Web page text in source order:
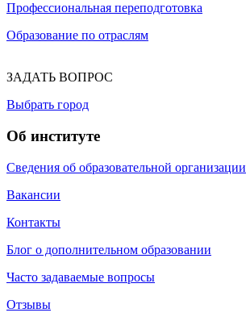
Профессиональная переподготовка
Образование по отраслям
ЗАДАТЬ ВОПРОС
Выбрать город
Об институте
Сведения об образовательной организации
Вакансии
Контакты
Блог о дополнительном образовании
Часто задаваемые вопросы
Отзывы